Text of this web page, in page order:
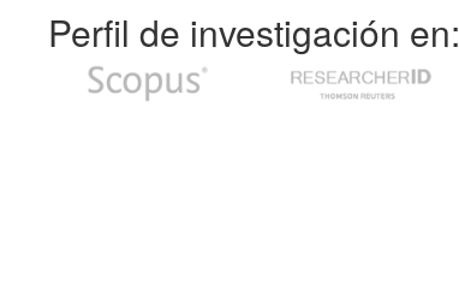
Perfil de investigación en: